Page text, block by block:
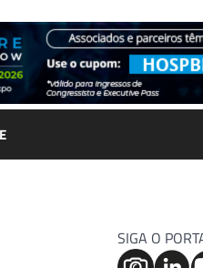
SIGA O